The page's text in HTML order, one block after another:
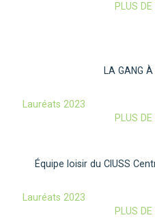
PLUS
LA GANG
Lauréats 2023
PLUS
Équipe loisir du CIUSS
Lauréats 2023
PLUS